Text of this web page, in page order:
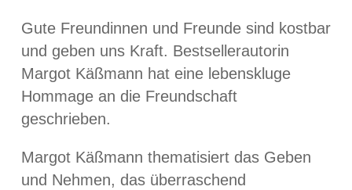
Gute Freundinnen und Freunde sind kostbar
und geben uns Kraft. Bestsellerautorin
Margot Käßmann hat eine lebenskluge
Hommage an die Freundschaft
geschrieben.
Margot Käßmann thematisiert das Geben
und Nehmen, das überraschend